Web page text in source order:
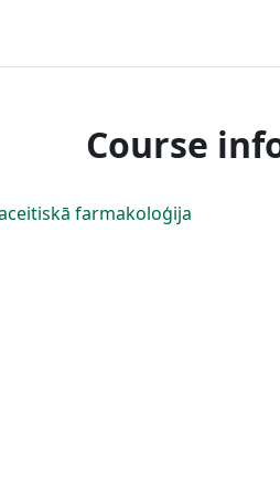
Course
farmakoloģija